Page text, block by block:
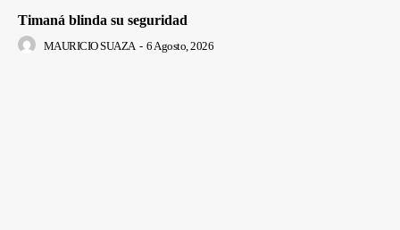
Timaná blinda su seguridad
MAURICIO SUAZA - 6 Agosto, 2026